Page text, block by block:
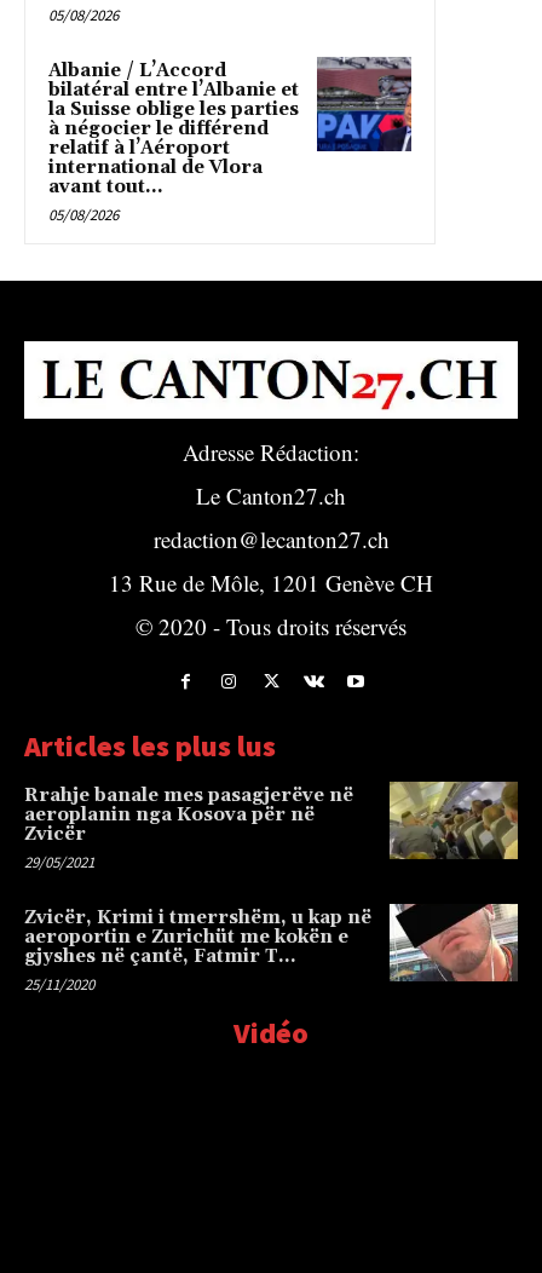
05/08/2026
Albanie / L’Accord
bilatéral entre l’Albanie et
la Suisse oblige les parties
à négocier le différend
relatif à l’Aéroport
international de Vlora
avant tout...
05/08/2026
Adresse Rédaction:
Le Canton27.ch
redaction@lecanton27.ch
13 Rue de Môle, 1201 Genève CH
© 2020 - Tous droits réservés
Articles les plus lus
Rrahje banale mes pasagjerëve në
aeroplanin nga Kosova për në
Zvicër
29/05/2021
Zvicër, Krimi i tmerrshëm, u kap në
aeroportin e Zurichüt me kokën e
gjyshes në çantë, Fatmir T…
25/11/2020
Vidéo